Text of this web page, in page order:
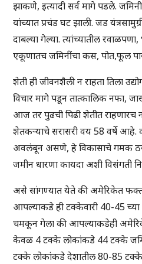
झाकणे, इत्यादी सर्व मागे पडले.
यांच्यात प्रचंड घट झाली. जड
दाबल्या गेल्या. त्यांच्यातील
एकूणातच जमिनींचा कस, पोत,फूल
शेती ही जीवनशैली न राहता तिला
विचार मागे पडून तात्कालिक नफा,
आज तर पुढची पिढी शेतीत
शेतकऱ्याचे सरासरी वय 58 वर्षे
अवलंबून असणे, हे विकासाचे गमक
जमीन धारणा कायदा अशी विसंगती
असे सांगण्यात येते की अमेरिकेत
आपल्याकडे ही टक्केवारी 40-45
चमकून गेला की आपल्याकडेही
केवळ 4 टक्के लोकांकडे 44 टक्के
टक्के लोकांकडे देशातील 80-85